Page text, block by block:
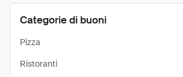
Categorie di buoni
Pizza
Ristoranti